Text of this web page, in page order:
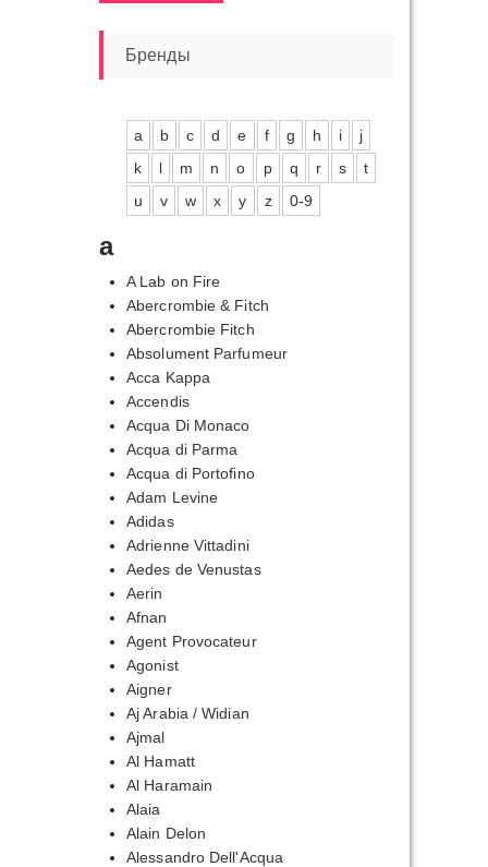
Бренды
a b c d e f g h i
j
k
l m n o p q r s
t
u
v w x y z 0-9
a
A Lab on Fire
Abercrombie & Fitch
Abercrombie Fitch
Absolument Parfumeur
Acca Kappa
Accendis
Acqua Di Monaco
Acqua di Parma
Acqua di Portofino
Adam Levine
Adidas
Adrienne Vittadini
Aedes de Venustas
Aerin
Afnan
Agent Provocateur
Agonist
Aigner
Aj Arabia / Widian
Ajmal
Al Hamatt
Al Haramain
Alaia
Alain Delon
Alessandro Dell'Acqua